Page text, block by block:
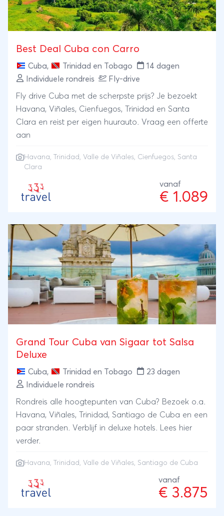
Best Deal Cuba con Carro
Cuba, Trinidad en Tobago
14 dagen
Individuele rondreis
Fly-drive
Fly drive Cuba met de scherpste prijs? Je bezoekt
Havana, Viñales, Cienfuegos, Trinidad en Santa
Clara en reist per eigen huurauto. Vraag een offerte
aan
Havana, Trinidad , Valle de Viñales, Cienfuegos, Santa
Clara
vanaf
€ 1.089
Grand Tour Cuba van Sigaar tot Salsa
Deluxe
Cuba, Trinidad en Tobago
23 dagen
Individuele rondreis
Rondreis alle hoogtepunten van Cuba? Bezoek o.a.
Havana, Viñales, Trinidad, Santiago de Cuba en een
paar stranden. Verblijf in deluxe hotels. Lees hier
verder.
Havana, Trinidad , Valle de Viñales, Santiago de Cuba
vanaf
€ 3.875